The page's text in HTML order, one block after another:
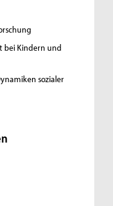
bei Kindern und
sozialer